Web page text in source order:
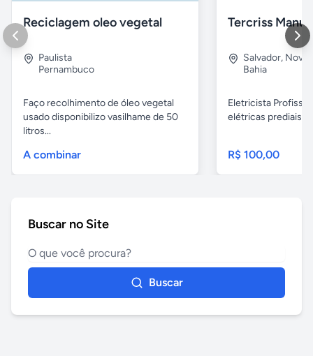
Reciclagem oleo vegetal
Paulista
Pernambuco
Faço recolhimento de óleo vegetal
usado disponibilizo vasilhame de 50
litros...
A combinar
Salvador, Nova
Bahia
Eletricista
elétricas prediais e
R$ 100,00
Buscar no Site
Buscar